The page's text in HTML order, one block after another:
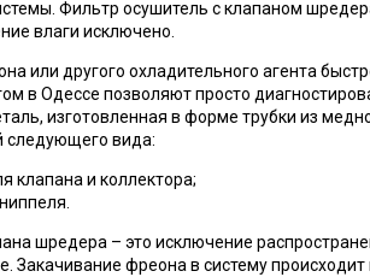
Фильтр осушитель с клапаном
влаги исключено.
или другого охладительного агента
в Одессе позволяют просто
изготовленная в форме трубки из
следующего вида:
клапана и коллектора;
шредера – это исключение
Закачивание фреона в систему